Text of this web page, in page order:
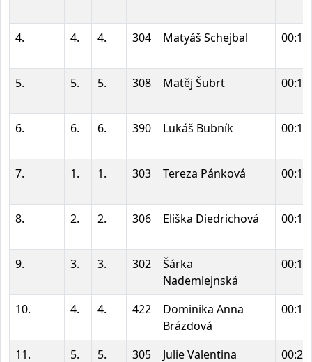
4. 4. 4. 304 Matyáš Schejbal
5. 5. 5. 308 Matěj Šubrt
6. 6. 6. 390 Lukáš Bubník
7. 1. 1. 303 Tereza Pánková
8. 2. 2. 306 Eliška Diedrichová
9. 3. 3. 302
Šárka
Nademlejnská
10. 4. 4. 422
Dominika Anna
Brázdová
11. 5. 5. 305
Julie Valentina